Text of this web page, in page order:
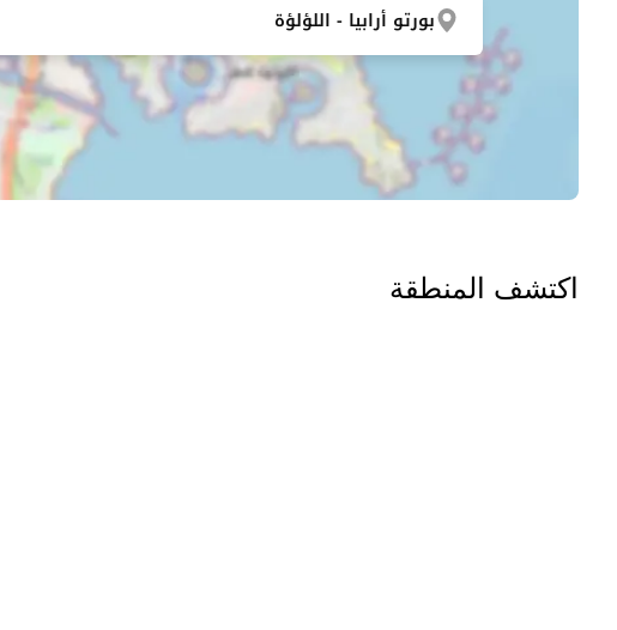
بورتو أرابيا - اللؤلؤة
اكتشف المنطقة